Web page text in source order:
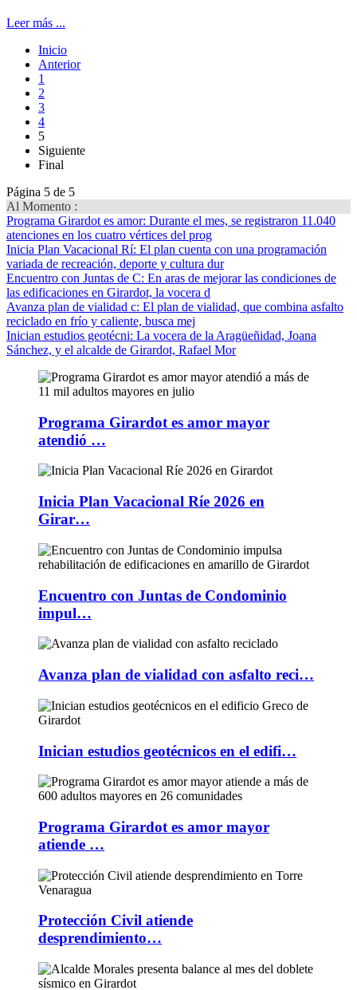
Leer más ...
Inicio
Anterior
1
2
3
4
5
Siguiente
Final
Página 5 de 5
Al Momento :
Programa Girardot es amor: Durante el mes, se registraron 11.040
atenciones en los cuatro vértices del prog
Inicia Plan Vacacional Rí: El plan cuenta con una programación
variada de recreación, deporte y cultura dur
Encuentro con Juntas de C: En aras de mejorar las condiciones de
las edificaciones en Girardot, la vocera d
Avanza plan de vialidad c: El plan de vialidad, que combina asfalto
reciclado en frío y caliente, busca mej
Inician estudios geotécni: La vocera de la Aragüeñidad, Joana
Sánchez, y el alcalde de Girardot, Rafael Mor
Programa Girardot es amor mayor
atendió …
Inicia Plan Vacacional Ríe 2026 en
Girar…
Encuentro con Juntas de Condominio
impul…
Avanza plan de vialidad con asfalto reci…
Inician estudios geotécnicos en el edifi…
Programa Girardot es amor mayor
atiende …
Protección Civil atiende
desprendimiento…